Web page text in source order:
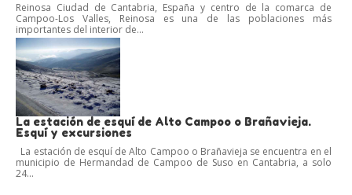
Reinosa Ciudad de Cantabria, España y centro de la comarca de
Campoo-Los Valles, Reinosa es una de las poblaciones más
importantes del interior de...
La estación de esquí de Alto Campoo o Brañavieja.
Esquí y excursiones
La estación de esquí de Alto Campoo o Brañavieja se encuentra en el
municipio de Hermandad de Campoo de Suso en Cantabria, a solo
24...